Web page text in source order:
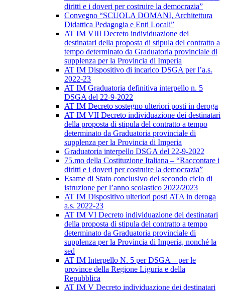
diritti e i doveri per costruire la democrazia”
Convegno “SCUOLA DOMANI, Architettura
Didattica Pedagogia e Enti Locali”
AT IM VIII Decreto individuazione dei
destinatari della proposta di stipula del contratto a
tempo determinato da Graduatoria provinciale di
supplenza per la Provincia di Imperia
AT IM Dispositivo di incarico DSGA per l’a.s.
2022-23
AT IM Graduatoria definitiva interpello n. 5
DSGA del 22-9-2022
AT IM Decreto sostegno ulteriori posti in deroga
AT IM VII Decreto individuazione dei destinatari
della proposta di stipula del contratto a tempo
determinato da Graduatoria provinciale di
supplenza per la Provincia di Imperia
Graduatoria interpello DSGA del 22-9-2022
75.mo della Costituzione Italiana – “Raccontare i
diritti e i doveri per costruire la democrazia”
Esame di Stato conclusivo del secondo ciclo di
istruzione per l’anno scolastico 2022/2023
AT IM Dispositivo ulteriori posti ATA in deroga
a.s. 2022-23
AT IM VI Decreto individuazione dei destinatari
della proposta di stipula del contratto a tempo
determinato da Graduatoria provinciale di
supplenza per la Provincia di Imperia, nonché la
sed
AT IM Interpello N. 5 per DSGA – per le
province della Regione Liguria e della
Repubblica
AT IM V Decreto individuazione dei destinatari